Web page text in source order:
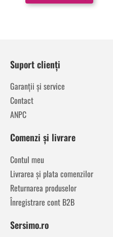
Suport clienți
Garanții și service
Contact
ANPC
Comenzi și livrare
Contul meu
Livrarea și plata comenzilor
Returnarea produselor
Înregistrare cont B2B
Sersimo.ro